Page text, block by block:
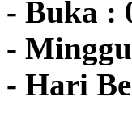
- Buka :
-
- Hari